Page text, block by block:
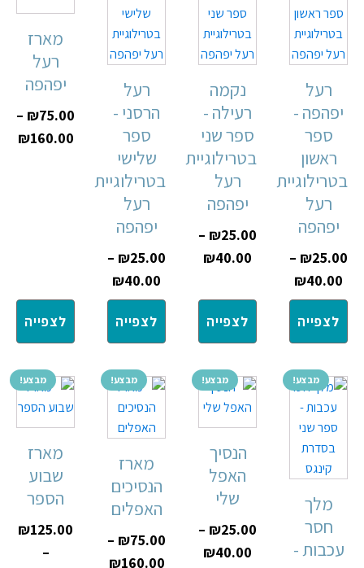
רעל
יפהפה -
ספר
ראשון
בטרילוגיית
רעל
יפהפה
₪25.00
–
₪40.00
לצפייה
נקמה
רעילה -
ספר שני
בטרילוגיית
רעל
יפהפה
₪25.00
–
₪40.00
לצפייה
רעל
הרסני -
ספר
שלישי
בטרילוגיית
רעל
יפהפה
₪25.00
–
₪40.00
לצפייה
מארז
רעל
יפהפה
₪75.00
–
₪160.00
לצפייה
מבצע!
מלך
חסר
עכבות -
מבצע!
הנסיך
האפל
שלי
₪25.00
–
₪40.00
מבצע!
מארז
הנסיכים
האפלים
₪75.00
–
₪160.00
מבצע!
מארז
שבוע
הספר
₪125.00
–